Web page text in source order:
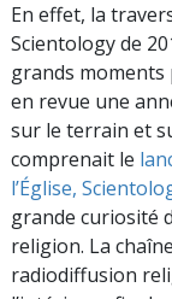
En effet, la
Scientology de
grands moments
en revue une
sur le terrain et
comprenait le
l’Église,
grande curiosité
religion. La
radiodiffusion